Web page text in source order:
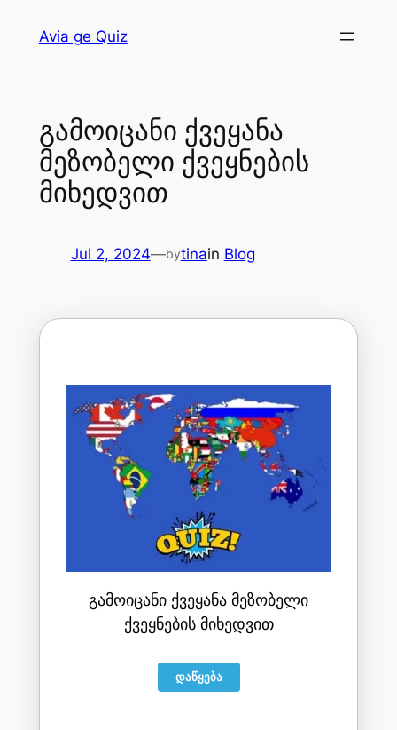
Avia ge Quiz
გამოიცანი ქვეყანა
მეზობელი ქვეყნების
მიხედვით
Jul 2, 2024—bytinain Blog
ᲒᲐᲛᲝᲘᲪᲐᲜᲘ ᲥᲕᲔᲧᲐᲜᲐ ᲛᲔᲖᲝᲑᲔᲚᲘ
ᲥᲕᲔᲧᲜᲔᲑᲘᲡ ᲛᲘᲮᲔᲓᲕᲘᲗ